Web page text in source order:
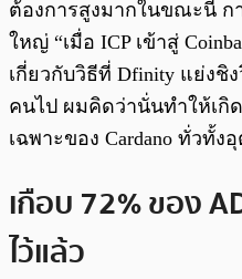
ต้องการสูงมากในขณะนี้ ก
ใหญ่ “เมื่อ ICP เข้าสู่
เกี่ยวกับวิธีที่ Dfinity แย่งชิ
คนไป ผมคิดว่านั่นทำให้เ
เฉพาะของ Cardano ทั่วทั้ง
เกือบ 72% ของ
ไว้แล้ว